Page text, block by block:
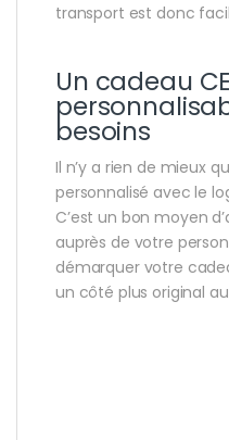
transport est donc
Un cadeau CE
besoins
Il n’y a rien de mieux
personnalisé avec le
C’est un bon moyen
auprès de votre
démarquer votre
un côté plus original